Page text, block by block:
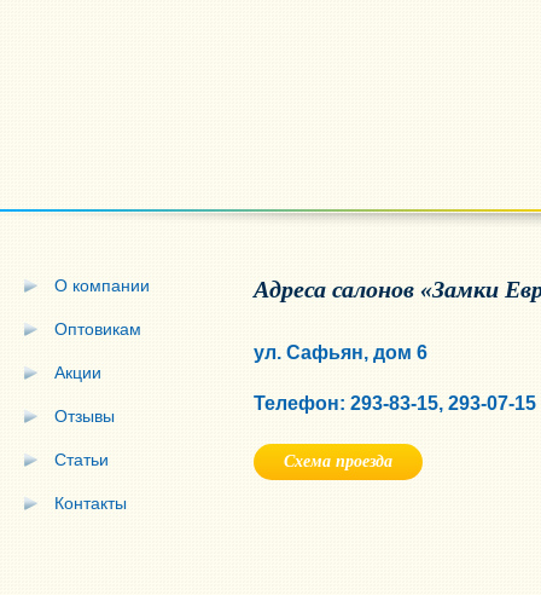
О компании
Оптовикам
Акции
Отзывы
Статьи
Контакты
Адреса салонов «Замки
ул. Сафьян, дом 6
Телефон: 293-83-15, 293-07-15
Схема проезда